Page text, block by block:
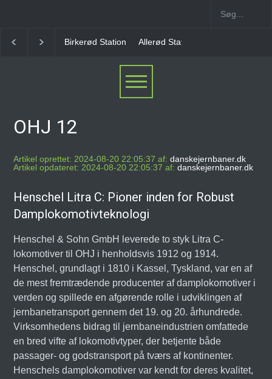
Birkerød Station Allerød Station
OHJ 12
Artikel oprettet: 2024-08-20 22:05:37 af: danskejernbaner.dk
Artikel opdateret: 2024-08-20 22:05:37 af: danskejernbaner.dk
Henschel Litra C: Pioner inden for Robust
Damplokomotivteknologi
Henschel & Sohn GmbH leverede to styk Litra C-
lokomotiver til OHJ i henholdsvis 1912 og 1914.
Henschel, grundlagt i 1810 i Kassel, Tyskland, var en af
de mest fremtrædende producenter af damplokomotiver i
verden og spillede en afgørende rolle i udviklingen af
jernbanetransport gennem det 19. og 20. århundrede.
Virksomhedens bidrag til jernbaneindustrien omfattede
en bred vifte af lokomotivtyper, der betjente både
passager- og godstransport på tværs af kontinenter.
Henschels damplokomotiver var kendt for deres kvalitet,